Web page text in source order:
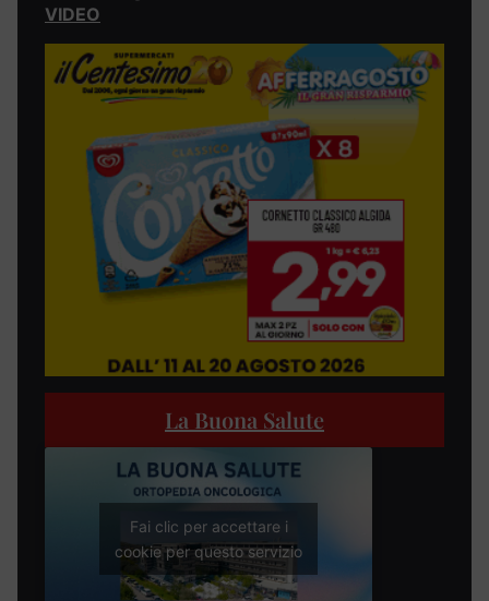
VIDEO
La Buona Salute
Fai clic per accettare i
cookie per questo servizio